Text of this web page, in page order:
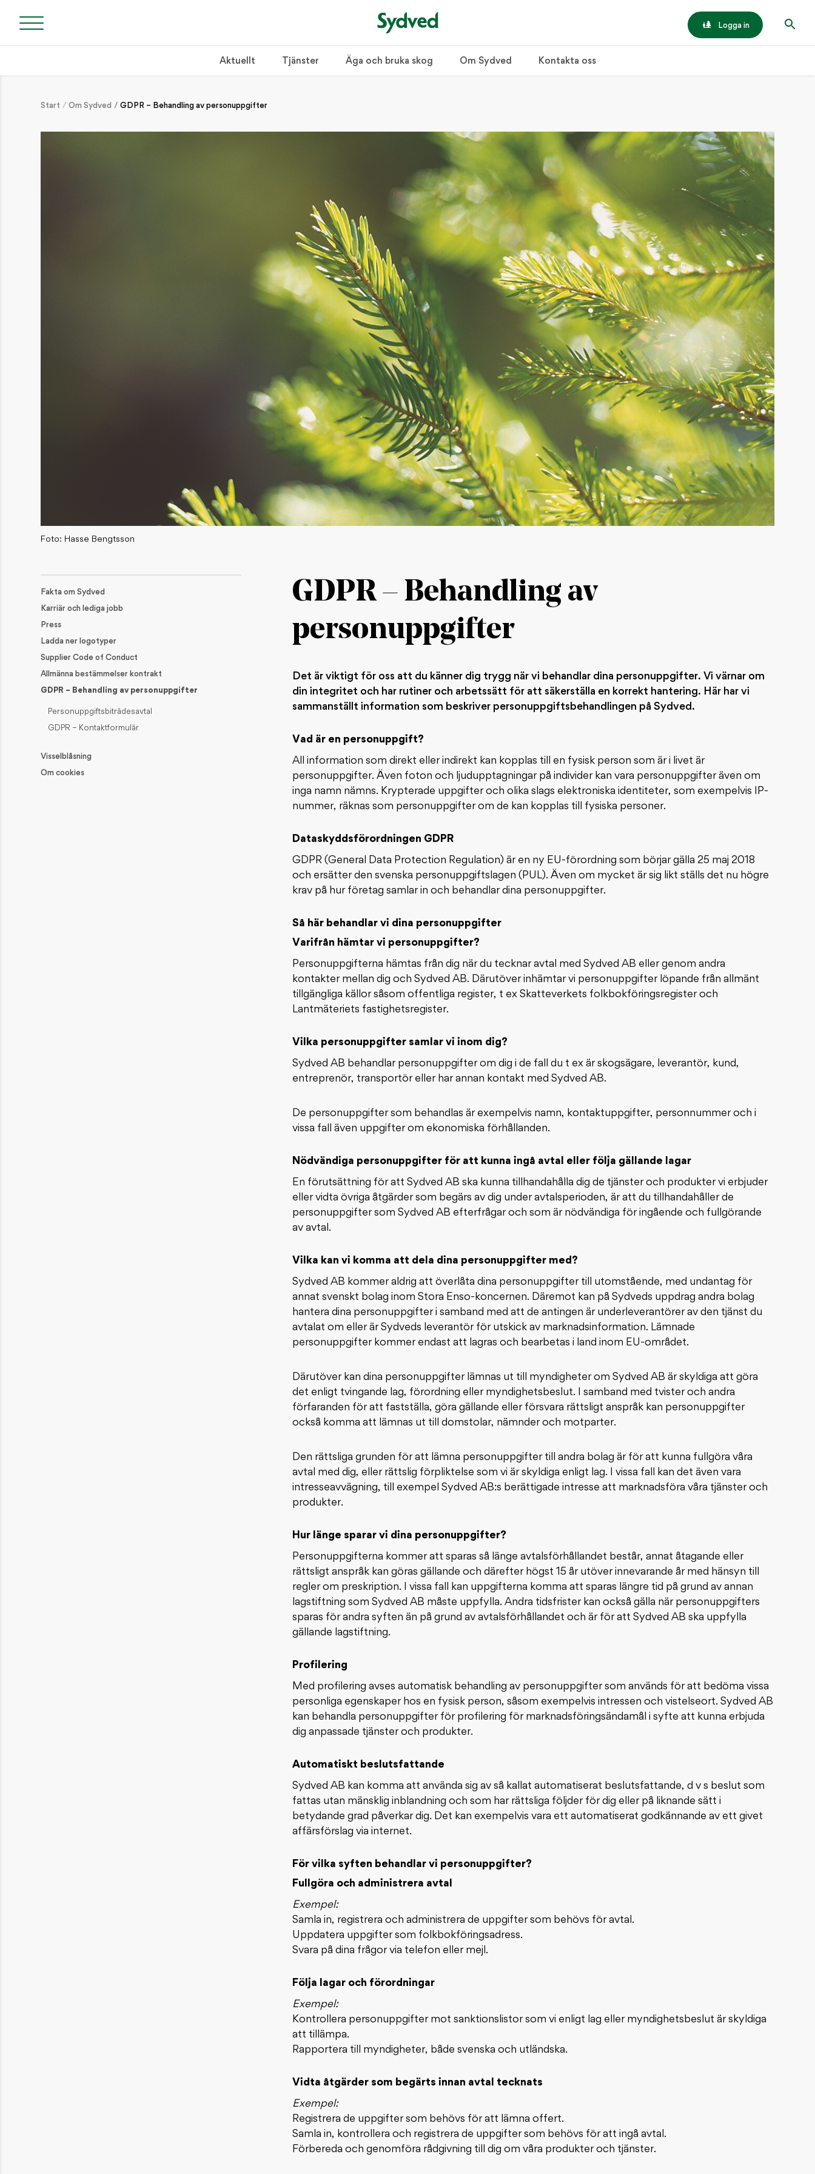
Logga in
Aktuellt Tjänster Äga och bruka skog Om Sydved Kontakta oss
Start Om Sydved GDPR – Behandling av personuppgifter
Foto: Hasse Bengtsson
Fakta om Sydved
Karriär och lediga jobb
Press
Ladda ner logotyper
Supplier Code of Conduct
Allmänna bestämmelser kontrakt
GDPR – Behandling av personuppgifter
Personuppgiftsbiträdesavtal
GDPR – Kontaktformulär
Visselblåsning
Om cookies
GDPR – Behandling av
personuppgifter
Det är viktigt för oss att du känner dig trygg när vi behandlar dina personuppgifter. Vi värnar om
din integritet och har rutiner och arbetssätt för att säkerställa en korrekt hantering. Här har vi
sammanställt information som beskriver personuppgiftsbehandlingen på Sydved.
Vad är en personuppgift?
All information som direkt eller indirekt kan kopplas till en fysisk person som är i livet är
personuppgifter. Även foton och ljudupptagningar på individer kan vara personuppgifter även om
inga namn nämns. Krypterade uppgifter och olika slags elektroniska identiteter, som exempelvis IP-
nummer, räknas som personuppgifter om de kan kopplas till fysiska personer.
Dataskyddsförordningen GDPR
GDPR (General Data Protection Regulation) är en ny EU-förordning som börjar gälla 25 maj 2018
och ersätter den svenska personuppgiftslagen (PUL). Även om mycket är sig likt ställs det nu högre
krav på hur företag samlar in och behandlar dina personuppgifter.
Så här behandlar vi dina personuppgifter
Varifrån hämtar vi personuppgifter?
Personuppgifterna hämtas från dig när du tecknar avtal med Sydved AB eller genom andra
kontakter mellan dig och Sydved AB. Därutöver inhämtar vi personuppgifter löpande från allmänt
tillgängliga källor såsom offentliga register, t ex Skatteverkets folkbokföringsregister och
Lantmäteriets fastighetsregister.
Vilka personuppgifter samlar vi inom dig?
Sydved AB behandlar personuppgifter om dig i de fall du t ex är skogsägare, leverantör, kund,
entreprenör, transportör eller har annan kontakt med Sydved AB.
De personuppgifter som behandlas är exempelvis namn, kontaktuppgifter, personnummer och i
vissa fall även uppgifter om ekonomiska förhållanden.
Nödvändiga personuppgifter för att kunna ingå avtal eller följa gällande lagar
En förutsättning för att Sydved AB ska kunna tillhandahålla dig de tjänster och produkter vi erbjuder
eller vidta övriga åtgärder som begärs av dig under avtalsperioden, är att du tillhandahåller de
personuppgifter som Sydved AB efterfrågar och som är nödvändiga för ingående och fullgörande
av avtal.
Vilka kan vi komma att dela dina personuppgifter med?
Sydved AB kommer aldrig att överlåta dina personuppgifter till utomstående, med undantag för
annat svenskt bolag inom Stora Enso-koncernen. Däremot kan på Sydveds uppdrag andra bolag
hantera dina personuppgifter i samband med att de antingen är underleverantörer av den tjänst du
avtalat om eller är Sydveds leverantör för utskick av marknadsinformation. Lämnade
personuppgifter kommer endast att lagras och bearbetas i land inom EU-området.
Därutöver kan dina personuppgifter lämnas ut till myndigheter om Sydved AB är skyldiga att göra
det enligt tvingande lag, förordning eller myndighetsbeslut. I samband med tvister och andra
förfaranden för att fastställa, göra gällande eller försvara rättsligt anspråk kan personuppgifter
också komma att lämnas ut till domstolar, nämnder och motparter.
Den rättsliga grunden för att lämna personuppgifter till andra bolag är för att kunna fullgöra våra
avtal med dig, eller rättslig förpliktelse som vi är skyldiga enligt lag. I vissa fall kan det även vara
intresseavvägning, till exempel Sydved AB:s berättigade intresse att marknadsföra våra tjänster och
produkter.
Hur länge sparar vi dina personuppgifter?
Personuppgifterna kommer att sparas så länge avtalsförhållandet består, annat åtagande eller
rättsligt anspråk kan göras gällande och därefter högst 15 år utöver innevarande år med hänsyn till
regler om preskription. I vissa fall kan uppgifterna komma att sparas längre tid på grund av annan
lagstiftning som Sydved AB måste uppfylla. Andra tidsfrister kan också gälla när personuppgifters
sparas för andra syften än på grund av avtalsförhållandet och är för att Sydved AB ska uppfylla
gällande lagstiftning.
Profilering
Med profilering avses automatisk behandling av personuppgifter som används för att bedöma vissa
personliga egenskaper hos en fysisk person, såsom exempelvis intressen och vistelseort. Sydved AB
kan behandla personuppgifter för profilering för marknadsföringsändamål i syfte att kunna erbjuda
dig anpassade tjänster och produkter.
Automatiskt beslutsfattande
Sydved AB kan komma att använda sig av så kallat automatiserat beslutsfattande, d v s beslut som
fattas utan mänsklig inblandning och som har rättsliga följder för dig eller på liknande sätt i
betydande grad påverkar dig. Det kan exempelvis vara ett automatiserat godkännande av ett givet
affärsförslag via internet.
För vilka syften behandlar vi personuppgifter?
Fullgöra och administrera avtal
Exempel:
Samla in, registrera och administrera de uppgifter som behövs för avtal.
Uppdatera uppgifter som folkbokföringsadress.
Svara på dina frågor via telefon eller mejl.
Följa lagar och förordningar
Exempel:
Kontrollera personuppgifter mot sanktionslistor som vi enligt lag eller myndighetsbeslut är skyldiga
att tillämpa.
Rapportera till myndigheter, både svenska och utländska.
Vidta åtgärder som begärts innan avtal tecknats
Exempel:
Registrera de uppgifter som behövs för att lämna offert.
Samla in, kontrollera och registrera de uppgifter som behövs för att ingå avtal.
Förbereda och genomföra rådgivning till dig om våra produkter och tjänster.